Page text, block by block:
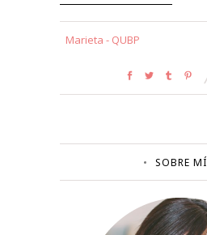
Marieta - QUBP
SOBRE MÍ